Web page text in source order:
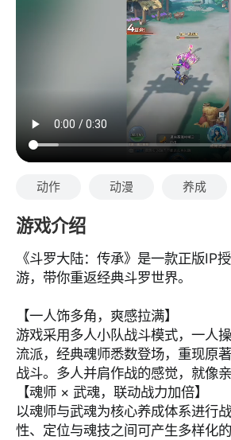
动作 动漫 养成
游戏介绍
《斗罗大陆：传承》是一款正版IP
游，带你重返经典斗罗世界。
【一人饰多角，爽感拉满】
游戏采用多人小队战斗模式，一人
流派，经典魂师悉数登场，重现原
战斗。多人并肩作战的感觉，就像
【魂师 × 武魂，联动战力加倍】
以魂师与武魂为核心养成体系进行
性、定位与魂技之间可产生多样化